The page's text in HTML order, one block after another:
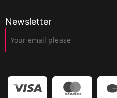
Newsletter